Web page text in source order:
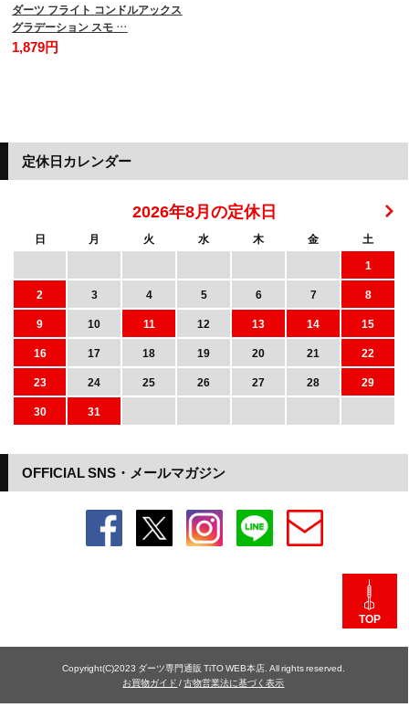
ダーツ フライト コンドルアックス
グラデーション スモ …
1,879円
OFFICIAL SNS・メールマガジン
定休日カレンダー
2026年8月の定休日
日 月 火 水 木 金
土
1
2
3 4 5 6 7
8
9
10 11 12 13 14
15
16
17 18 19 20 21
22
23
24 25 26 27 28
29
30
31
TOP
Copyright(C)2023 ダーツ専門通販 TiTO WEB本店. All rights reserved.
お買物ガイド /古物営業法に基づく表示